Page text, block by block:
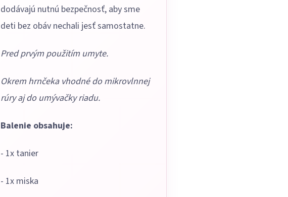
dodávajú nutnú bezpečnosť, aby sme
deti bez obáv nechali jesť samostatne.
Pred prvým použitím umyte.
Okrem hrnčeka vhodné do mikrovlnnej
rúry aj do umývačky riadu.
Balenie obsahuje:
- 1x tanier
- 1x miska